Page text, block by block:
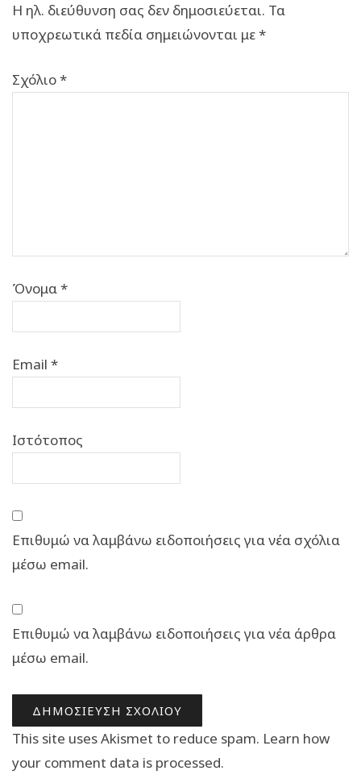
Η ηλ. διεύθυνση σας δεν δημοσιεύεται. Τα
υποχρεωτικά πεδία σημειώνονται με*
Σχόλιο*
Όνομα*
Email *
Ιστότοπος
Επιθυμώ να λαμβάνω ειδοποιήσεις για νέα σχόλια
μέσω email.
Επιθυμώ να λαμβάνω ειδοποιήσεις για νέα άρθρα
μέσω email.
This site uses Akismet to reduce spam. Learn how
your comment data is processed.